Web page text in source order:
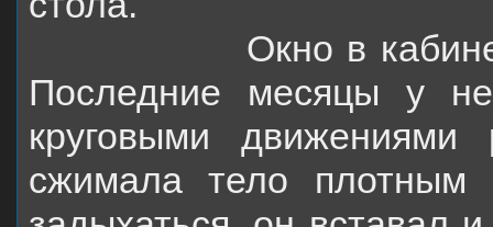
Окно в
Последние месяцы у
круговыми движениями
сжимала тело плотным